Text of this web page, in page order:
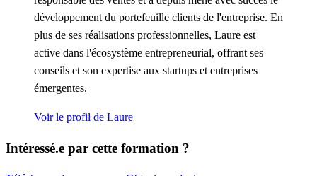
développement du portefeuille clients de l'entreprise. En
plus de ses réalisations professionnelles, Laure est
active dans l'écosystème entrepreneurial, offrant ses
conseils et son expertise aux startups et entreprises
émergentes.
Voir le profil de Laure
Intéressé.e par cette formation ?